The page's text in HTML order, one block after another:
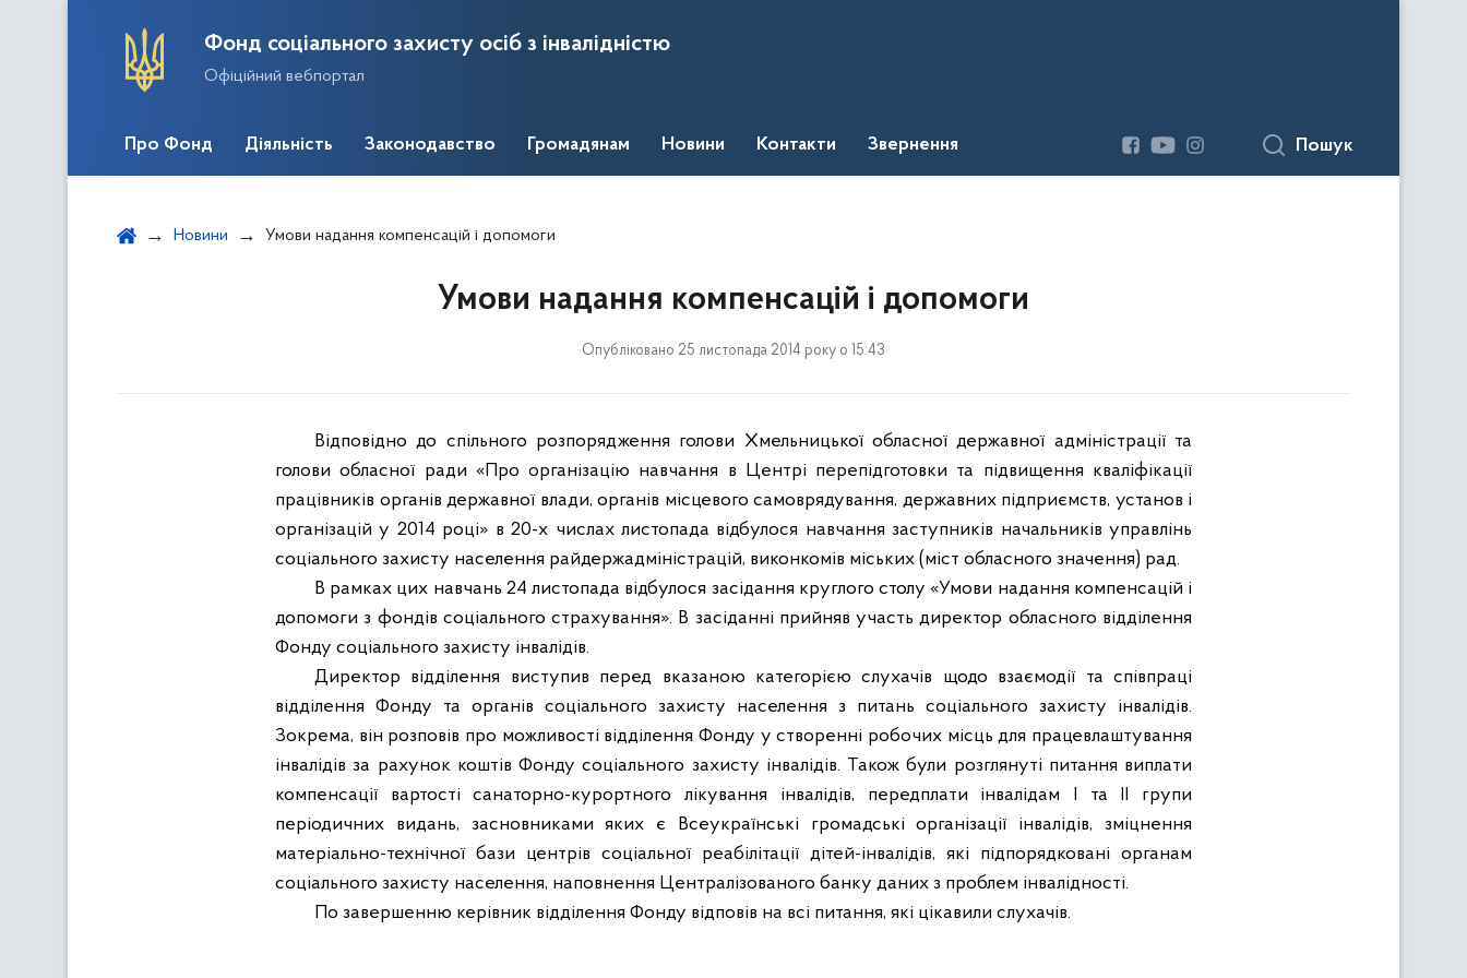
Фонд соціального захисту осіб з інвалідністю
Офіційний вебпортал
Про Фонд Діяльність Законодавство Громадянам Новини Контакти Звернення Пошук
Новини Умови надання компенсацій і допомоги
Умови надання компенсацій і допомоги
Опубліковано 25 листопада 2014 року о 15:43
Відповідно до спільного розпорядження голови Хмельницької обласної державної адміністрації та
голови обласної ради «Про організацію навчання в Центрі перепідготовки та підвищення кваліфікації
працівників органів державної влади, органів місцевого самоврядування, державних підприємств, установ і
організацій у 2014 році» в 20-х числах листопада відбулося навчання заступників начальників управлінь
соціального захисту населення райдержадміністрацій, виконкомів міських (міст обласного значення) рад.
В рамках цих навчань 24 листопада відбулося засідання круглого столу «Умови надання компенсацій і
допомоги з фондів соціального страхування». В засіданні прийняв участь директор обласного відділення
Фонду соціального захисту інвалідів.
Директор відділення виступив перед вказаною категорією слухачів щодо взаємодії та співпраці
відділення Фонду та органів соціального захисту населення з питань соціального захисту інвалідів.
Зокрема, він розповів про можливості відділення Фонду у створенні робочих місць для працевлаштування
інвалідів за рахунок коштів Фонду соціального захисту інвалідів. Також були розглянуті питання виплати
компенсації вартості санаторно-курортного лікування інвалідів, передплати інвалідам І та ІІ групи
періодичних видань, засновниками яких є Всеукраїнські громадські організації інвалідів, зміцнення
матеріально-технічної бази центрів соціальної реабілітації дітей-інвалідів, які підпорядковані органам
соціального захисту населення, наповнення Централізованого банку даних з проблем інвалідності.
По завершенню керівник відділення Фонду відповів на всі питання, які цікавили слухачів.